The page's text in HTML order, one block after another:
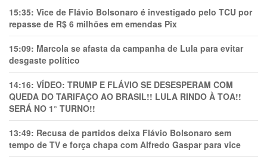
15:35: Vice de Flávio Bolsonaro é investigado pelo TCU por
repasse de R$ 6 milhões em emendas Pix
15:09: Marcola se afasta da campanha de Lula para evitar
desgaste político
14:16: VÍDEO: TRUMP E FLÁVIO SE DESESPERAM COM
QUEDA DO TARIFAÇO AO BRASIL!! LULA RINDO À TOA!!
SERÁ NO 1° TURNO!!
13:49: Recusa de partidos deixa Flávio Bolsonaro sem
tempo de TV e força chapa com Alfredo Gaspar para vice